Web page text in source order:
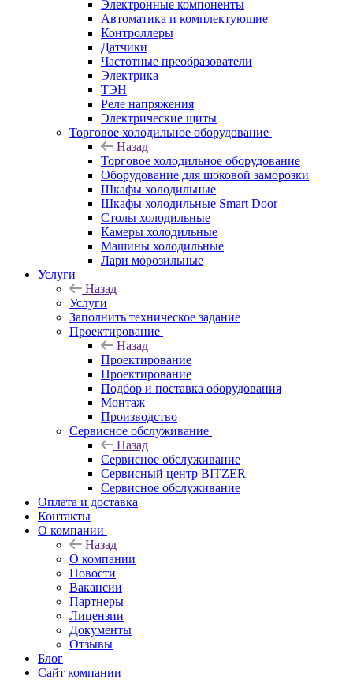
Электронные компоненты
Автоматика и комплектующие
Контроллеры
Датчики
Частотные преобразователи
Электрика
ТЭН
Реле напряжения
Электрические щиты
Торговое холодильное оборудование
Назад
Торговое холодильное оборудование
Оборудование для шоковой заморозки
Шкафы холодильные
Шкафы холодильные Smart Door
Столы холодильные
Камеры холодильные
Машины холодильные
Лари морозильные
Услуги
Назад
Услуги
Заполнить техническое задание
Проектирование
Назад
Проектирование
Проектирование
Подбор и поставка оборудования
Монтаж
Производство
Сервисное обслуживание
Назад
Сервисное обслуживание
Сервисный центр BITZER
Сервисное обслуживание
Оплата и доставка
Контакты
О компании
Назад
О компании
Новости
Вакансии
Партнеры
Лицензии
Документы
Отзывы
Блог
Сайт компании